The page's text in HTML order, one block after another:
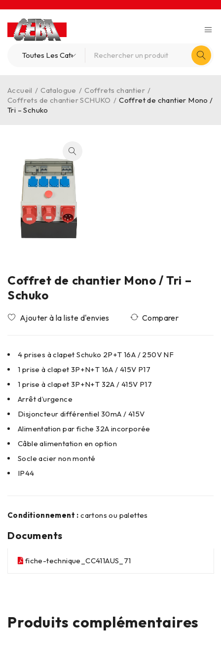
Accueil / Catalogue / Coffrets chantier /
Coffrets de chantier SCHUKO / Coffret de chantier Mono /
Tri – Schuko
Coffret de chantier Mono / Tri –
Schuko
Comparer
4 prises à clapet Schuko 2P+T 16A / 250V NF
1 prise à clapet 3P+N+T 16A / 415V P17
1 prise à clapet 3P+N+T 32A / 415V P17
Arrêt d’urgence
Disjoncteur différentiel 30mA / 415V
Alimentation par fiche 32A incorporée
Câble alimentation en option
Socle acier non monté
IP44
Conditionnement : cartons ou palettes
Documents
fiche-technique_CC411AUS_71
Produits complémentaires